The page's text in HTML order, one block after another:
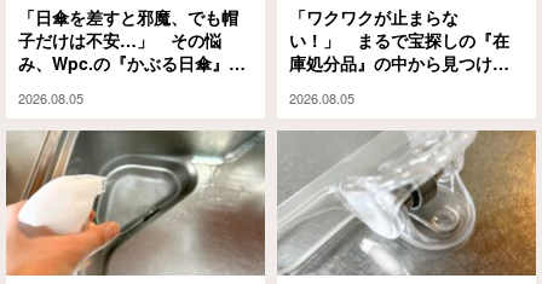
「日傘を差すと邪魔、でも帽
子だけは不安…」 その悩
み、Wpc.の『かぶる日傘』が
2026.08.05
「ワクワクが止まらな
い！」 まるで宝探しの『在
庫処分品』の中から見つけた
2026.08.05